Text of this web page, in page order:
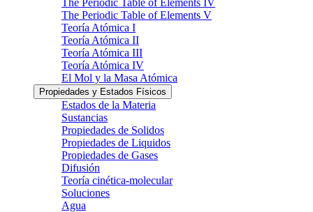
The Periodic Table of Elements V
Teoría Atómica I
Teoría Atómica II
Teoría Atómica III
Teoría Atómica IV
El Mol y la Masa Atómica
Propiedades y Estados Físicos
Estados de la Materia
Sustancias
Propiedades de Solidos
Propiedades de Liquidos
Propiedades de Gases
Difusión
Teoría cinética-molecular
Soluciones
Agua